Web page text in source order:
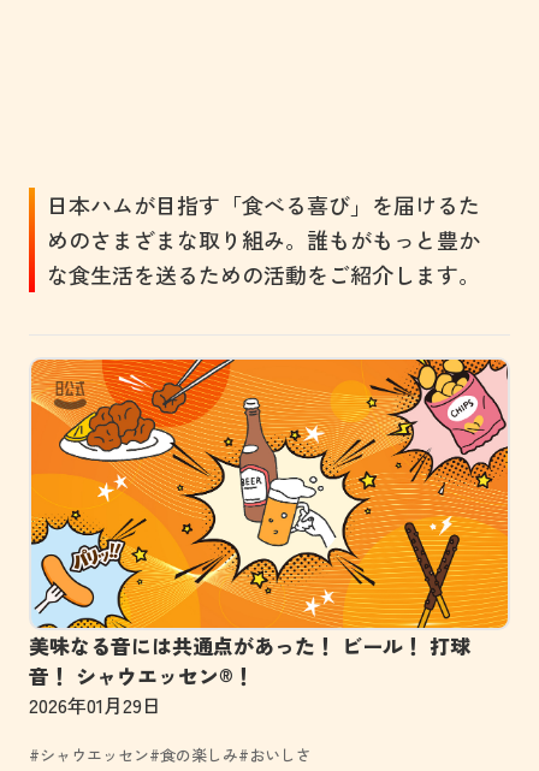
日本ハムが目指す「食べる喜び」を届けるた
めのさまざまな取り組み。​誰もがもっと豊か
な食生活を送るための活動をご紹介します。
美味なる音には共通点があった！ ビール！ 打球
音！ シャウエッセン®！
2026年01月29日
#シャウエッセン#食の楽しみ#おいしさ